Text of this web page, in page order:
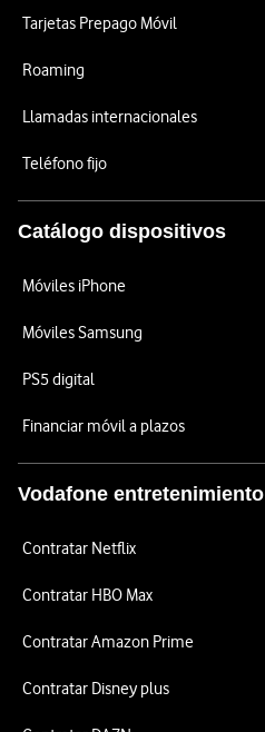
Tarjetas Prepago Móvil
Roaming
Llamadas internacionales
Teléfono fijo
Catálogo dispositivos
Móviles iPhone
Móviles Samsung
PS5 digital
Financiar móvil a plazos
Vodafone entretenimiento
Contratar Netflix
Contratar HBO Max
Contratar Amazon Prime
Contratar Disney plus